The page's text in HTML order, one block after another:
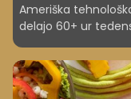
Ameriška
delajo 60+ ur
sploh še mogoče?